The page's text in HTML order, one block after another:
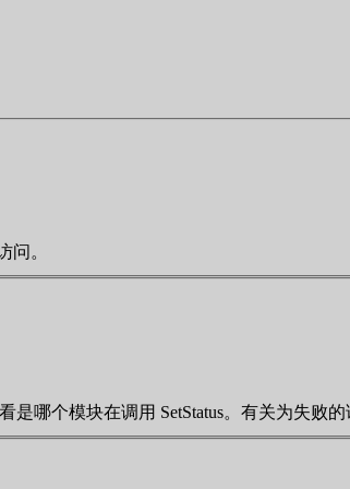
问。
哪个模块在调用 SetStatus。有关为失败